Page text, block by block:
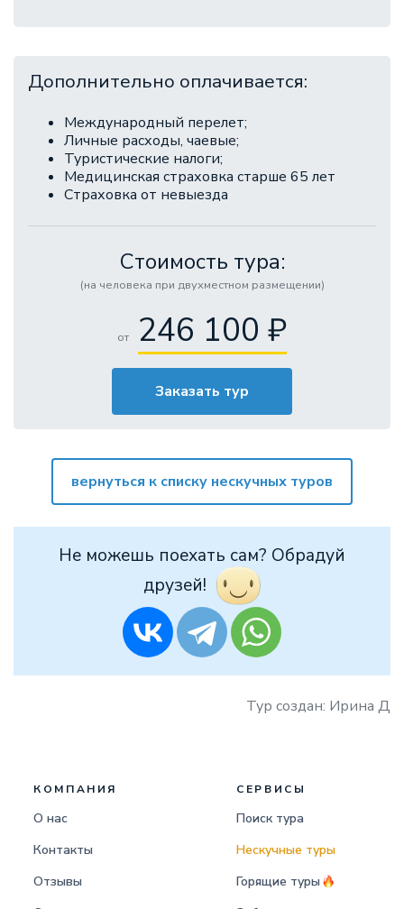
Дополнительно оплачивается:
Международный перелет;
Личные расходы, чаевые;
Туристические налоги;
Медицинская страховка старше 65 лет
Страховка от невыезда
Стоимость тура:
(на человека при двухместном размещении)
от 246 100 ₽
Заказать тур
вернуться к списку нескучных туров
Не можешь поехать сам? Обрадуй
друзей!
Тур создан: Ирина Д
КОМПАНИЯ
О нас
Контакты
Отзывы
СЕРВИСЫ
Поиск тура
Нескучные туры
Горящие туры